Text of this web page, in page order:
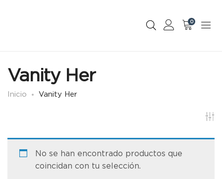
0
Vanity Her
Inicio Vanity Her
No se han encontrado productos que
coincidan con tu selección.